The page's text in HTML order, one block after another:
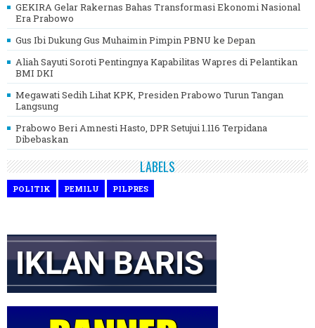
GEKIRA Gelar Rakernas Bahas Transformasi Ekonomi Nasional
Era Prabowo
Gus Ibi Dukung Gus Muhaimin Pimpin PBNU ke Depan
Aliah Sayuti Soroti Pentingnya Kapabilitas Wapres di Pelantikan
BMI DKI
Megawati Sedih Lihat KPK, Presiden Prabowo Turun Tangan
Langsung
Prabowo Beri Amnesti Hasto, DPR Setujui 1.116 Terpidana
Dibebaskan
LABELS
POLITIK PEMILU PILPRES